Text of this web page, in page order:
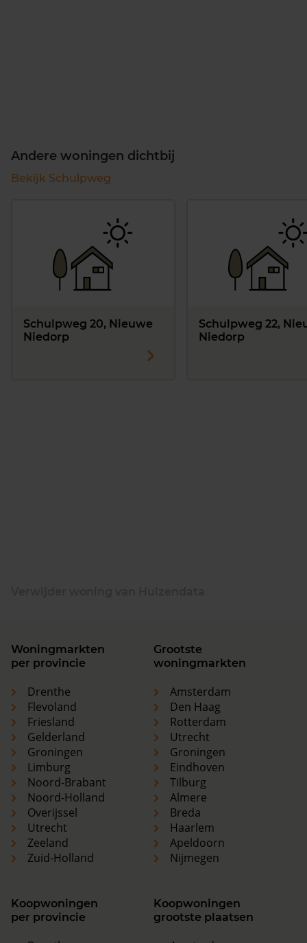
Andere woningen dichtbij
Bekijk Schulpweg
Schulpweg 20, Nieuwe
Niedorp
Schulpweg 22,
Niedorp
Woningmarkten
per provincie
Drenthe
Flevoland
Friesland
Gelderland
Groningen
Limburg
Noord-Brabant
Noord-Holland
Overijssel
Utrecht
Zeeland
Zuid-Holland
Grootste
woningmarkten
Amsterdam
Den Haag
Rotterdam
Utrecht
Groningen
Eindhoven
Tilburg
Almere
Breda
Haarlem
Apeldoorn
Nijmegen
Koopwoningen
per provincie
Koopwoningen
grootste plaatsen